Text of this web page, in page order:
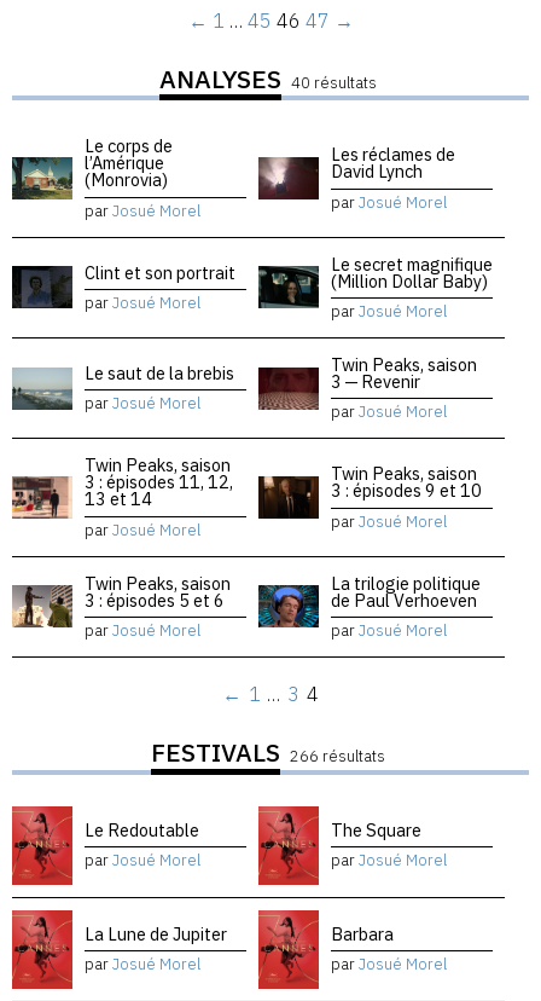
← 1 … 45 46 47 →
ANALYSES 40 résultats
Le corps de
l’Amérique
(Monrovia)
parJosué Morel
Les réclames de
David Lynch
parJosué Morel
Clint et son portrait
parJosué Morel
Le secret magnifique
(Million Dollar Baby)
parJosué Morel
Le saut de la brebis
parJosué Morel
Twin Peaks, saison
3 — Revenir
parJosué Morel
Twin Peaks, saison
3 : épisodes 11, 12,
13 et 14
parJosué Morel
Twin Peaks, saison
3 : épisodes 9 et 10
parJosué Morel
Twin Peaks, saison
3 : épisodes 5 et 6
parJosué Morel
La trilogie politique
de Paul Verhoeven
parJosué Morel
← 1 … 3 4
FESTIVALS 266 résultats
Le Redoutable
parJosué Morel
The Square
parJosué Morel
La Lune de Jupiter
parJosué Morel
Barbara
parJosué Morel